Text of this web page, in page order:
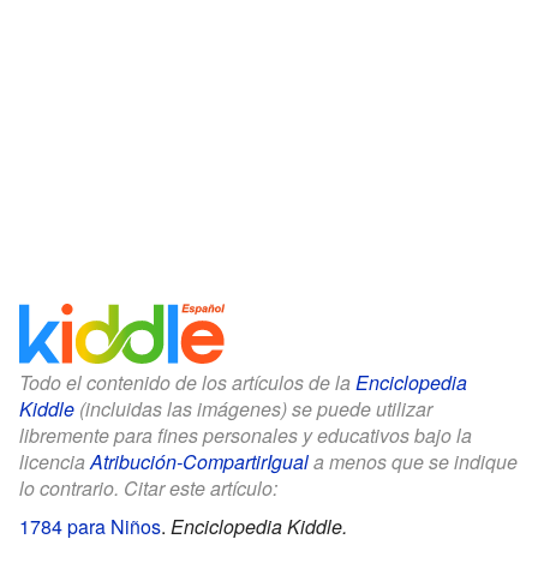
Todo el contenido de los artículos de la Enciclopedia
Kiddle (incluidas las imágenes) se puede utilizar
libremente para fines personales y educativos bajo la
licenciaAtribución-CompartirIguala menos que se indique
lo contrario. Citar este artículo:
1784 para Niños. Enciclopedia Kiddle.